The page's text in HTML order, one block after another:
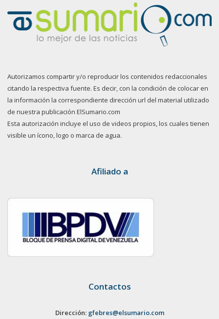
Autorizamos compartir y/o reproducir los contenidos redaccionales
citando la respectiva fuente. Es decir, con la condición de colocar en
la información la correspondiente dirección url del material utilizado
de nuestra publicación ElSumario.com
Esta autorización incluye el uso de videos propios, los cuales tienen
visible un ícono, logo o marca de agua.
Afiliado a
Contactos
Dirección: gfebres@elsumario.com